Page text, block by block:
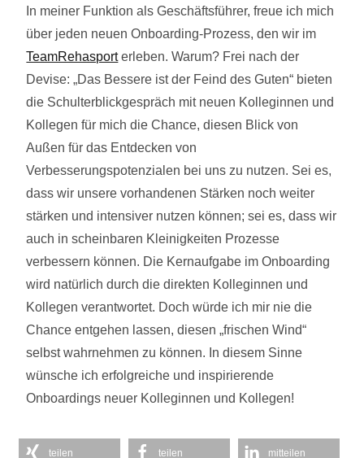
In meiner Funktion als Geschäftsführer, freue ich mich
über jeden neuen Onboarding-Prozess, den wir im
TeamRehasporterleben. Warum? Frei nach der
Devise: „Das Bessere ist der Feind des Guten“ bieten
die Schulterblickgespräch mit neuen Kolleginnen und
Kollegen für mich die Chance, diesen Blick von
Außen für das Entdecken von
Verbesserungspotenzialen bei uns zu nutzen. Sei es,
dass wir unsere vorhandenen Stärken noch weiter
stärken und intensiver nutzen können; sei es, dass wir
auch in scheinbaren Kleinigkeiten Prozesse
verbessern können. Die Kernaufgabe im Onboarding
wird natürlich durch die direkten Kolleginnen und
Kollegen verantwortet. Doch würde ich mir nie die
Chance entgehen lassen, diesen „frischen Wind“
selbst wahrnehmen zu können. In diesem Sinne
wünsche ich erfolgreiche und inspirierende
Onboardings neuer Kolleginnen und Kollegen!
teilen teilen mitteilen